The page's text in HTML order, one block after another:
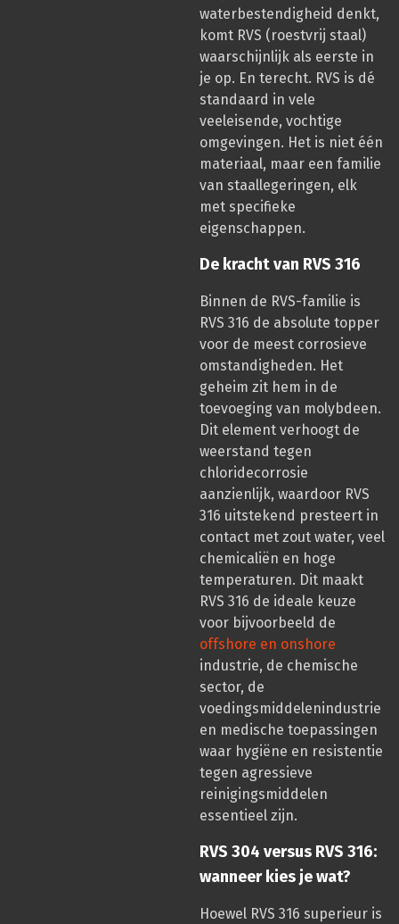
waterbestendigheid denkt,
komt RVS (roestvrij staal)
waarschijnlijk als eerste in
je op. En terecht. RVS is dé
standaard in vele
veeleisende, vochtige
omgevingen. Het is niet één
materiaal, maar een familie
van staallegeringen, elk
met specifieke
eigenschappen.
De kracht van RVS 316
Binnen de RVS-familie is
RVS 316 de absolute topper
voor de meest corrosieve
omstandigheden. Het
geheim zit hem in de
toevoeging van molybdeen.
Dit element verhoogt de
weerstand tegen
chloridecorrosie
aanzienlijk, waardoor RVS
316 uitstekend presteert in
contact met zout water, veel
chemicaliën en hoge
temperaturen. Dit maakt
RVS 316 de ideale keuze
voor bijvoorbeeld de
offshore en onshore
industrie, de chemische
sector, de
voedingsmiddelenindustrie
en medische toepassingen
waar hygiëne en resistentie
tegen agressieve
reinigingsmiddelen
essentieel zijn.
RVS 304 versus RVS 316:
wanneer kies je wat?
Hoewel RVS 316 superieur is